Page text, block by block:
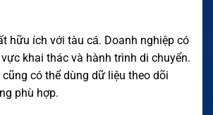
hữu ích với tàu cá. Doanh nghiệp có
khai thác và hành trình di chuyển.
có thể dùng dữ liệu theo dõi
phù hợp.